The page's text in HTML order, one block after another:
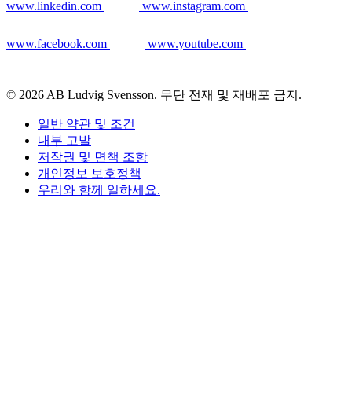
www.linkedin.com www.instagram.com
www.facebook.com www.youtube.com
© 2026 AB Ludvig Svensson. 무단 전재 및 재배포 금지.
일반 약관 및 조건
내부 고발
저작권 및 면책 조항
개인정보 보호정책
우리와 함께 일하세요.